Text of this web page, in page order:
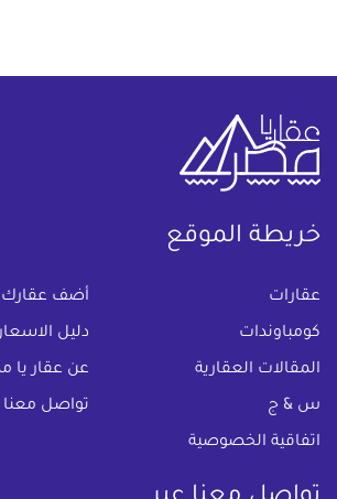
خريطة الموقع
عقارات أضف عقارك
كومباوندات دليل الاسعار
المقالات العقارية عن عقار يا
س & ج تواصل معنا
اتفاقية الخصوصية